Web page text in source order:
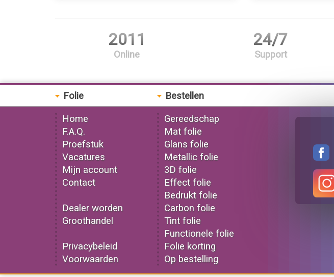
2011
Online
24/7
Support
Folie
Home
F.A.Q.
Proefstuk
Vacatures
Mijn account
Contact
Dealer worden
Groothandel
Privacybeleid
Voorwaarden
Bestellen
Gereedschap
Mat folie
Glans folie
Metallic folie
3D folie
Effect folie
Bedrukt folie
Carbon folie
Tint folie
Functionele folie
Folie korting
Op bestelling